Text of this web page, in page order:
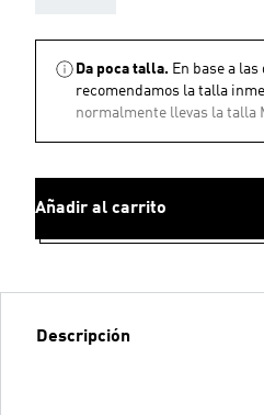
Da poca talla. En base a
recomendamos la talla
normalmente llevas la talla
Añadir al carrito
Descripción